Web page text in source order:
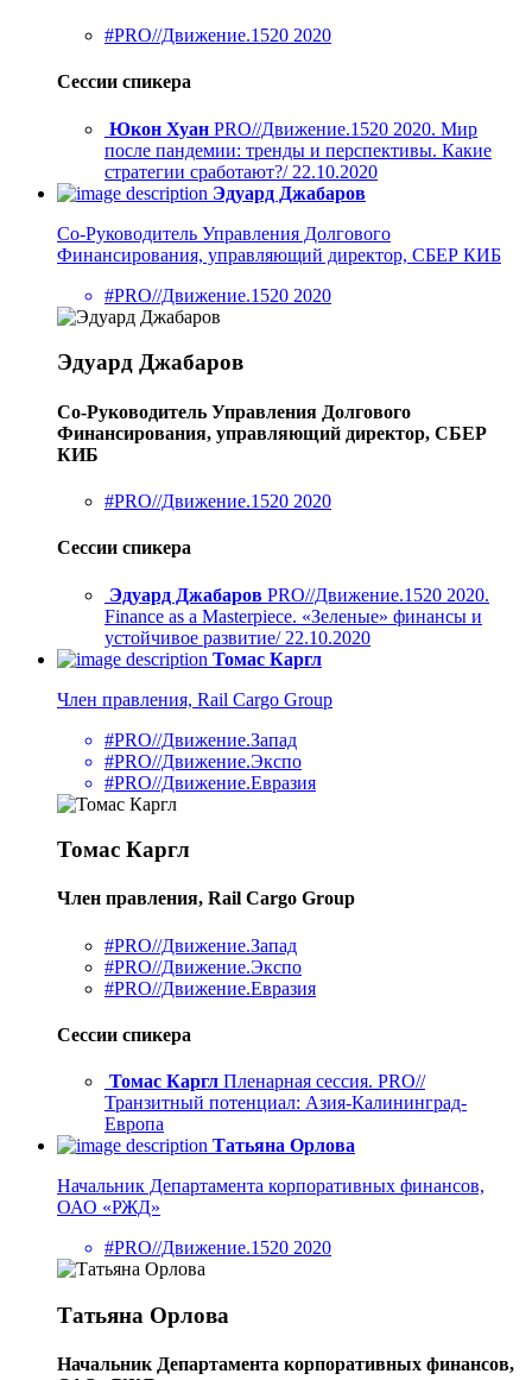
#PRO//Движение.1520 2020
Сессии спикера
Юкон Хуан PRO//Движение.1520 2020. Мир
после пандемии: тренды и перспективы. Какие
стратегии сработают?/ 22.10.2020
Эдуард Джабаров
Со-Руководитель Управления Долгового
Финансирования, управляющий директор, СБЕР КИБ
#PRO//Движение.1520 2020
Эдуард Джабаров
Со-Руководитель Управления Долгового
Финансирования, управляющий директор, СБЕР
КИБ
#PRO//Движение.1520 2020
Сессии спикера
Эдуард Джабаров PRO//Движение.1520 2020.
Finance as a Masterpiece. «Зеленые» финансы и
устойчивое развитие/ 22.10.2020
Томас Каргл
Член правления, Rail Cargo Group
#PRO//Движение.Запад
#PRO//Движение.Экспо
#PRO//Движение.Евразия
Томас Каргл
Член правления, Rail Cargo Group
#PRO//Движение.Запад
#PRO//Движение.Экспо
#PRO//Движение.Евразия
Сессии спикера
Томас Каргл Пленарная сессия. PRO//
Транзитный потенциал: Азия-Калининград-
Европа
Татьяна Орлова
Начальник Департамента корпоративных финансов,
ОАО «РЖД»
#PRO//Движение.1520 2020
Татьяна Орлова
Начальник Департамента корпоративных финансов,